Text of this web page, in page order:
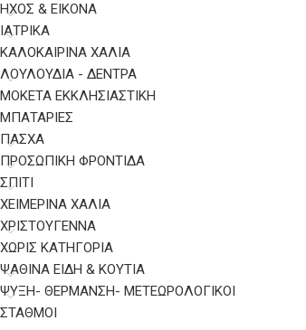
ΉΧΟΣ & ΕΙΚΌΝΑ
ΙΑΤΡΙΚΆ
ΚΑΛΟΚΑΙΡΙΝΑ ΧΑΛΙΑ
ΛΟΥΛΟΥΔΙΑ - ΔΕΝΤΡΑ
ΜΟΚΕΤΑ ΕΚΚΛΗΣΙΑΣΤΙΚΗ
ΜΠΑΤΑΡΊΕΣ
ΠΑΣΧΑ
ΠΡΟΣΩΠΙΚΉ ΦΡΟΝΤΊΔΑ
ΣΠΙΤΙ
ΧΕΙΜΕΡΙΝΑ ΧΑΛΙΑ
ΧΡΙΣΤΟΥΓΕΝΝΑ
ΧΩΡΊΣ ΚΑΤΗΓΟΡΊΑ
ΨΑΘΙΝΑ ΕΙΔΗ & ΚΟΥΤΙΑ
ΨΎΞΗ- ΘΈΡΜΑΝΣΗ- ΜΕΤΕΩΡΟΛΟΓΙΚΟΊ
ΣΤΑΘΜΟΊ